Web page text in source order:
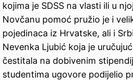
kojima je SDSS na vlasti ili u
Novčanu pomoć pružio je i
pojedinaca iz Hrvatske, ali i
Nevenka Ljubić koja je
čestitala na dobivenim
studentima ugovore podijelio